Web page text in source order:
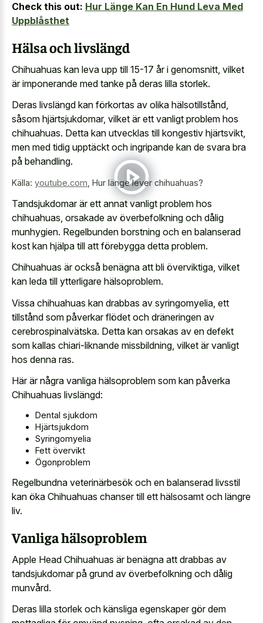
Check this out: Hur Länge Kan En Hund Leva Med
Uppblåsthet
Hälsa och livslängd
Chihuahuas kan leva upp till 15-17 år i genomsnitt, vilket
är imponerande med tanke på deras lilla storlek.
Deras livslängd kan förkortas av olika hälsotillstånd,
såsom hjärtsjukdomar, vilket är ett vanligt problem hos
chihuahuas. Detta kan utvecklas till kongestiv hjärtsvikt,
men med tidig upptäckt och ingripande kan de svara bra
på behandling.
Källa: youtube.com Hur länge lever chihuahuas?
Tandsjukdomar är ett annat vanligt problem hos
chihuahuas, orsakade av överbefolkning och dålig
munhygien. Regelbunden borstning och en balanserad
kost kan hjälpa till att förebygga detta problem.
Chihuahuas är också benägna att bli överviktiga, vilket
kan leda till ytterligare hälsoproblem.
Vissa chihuahuas kan drabbas av syringomyelia, ett
tillstånd som påverkar flödet och dräneringen av
cerebrospinalvätska. Detta kan orsakas av en defekt
som kallas chiari-liknande missbildning, vilket är vanligt
hos denna ras.
Här är några vanliga hälsoproblem som kan påverka
Chihuahuas livslängd:
Dental sjukdom
Hjärtsjukdom
Syringomyelia
Fett övervikt
Ögonproblem
Regelbundna veterinärbesök och en balanserad livsstil
kan öka Chihuahuas chanser till ett hälsosamt och längre
liv.
Vanliga hälsoproblem
Apple Head Chihuahuas är benägna att drabbas av
tandsjukdomar på grund av överbefolkning och dålig
munvård.
Deras lilla storlek och känsliga egenskaper gör dem